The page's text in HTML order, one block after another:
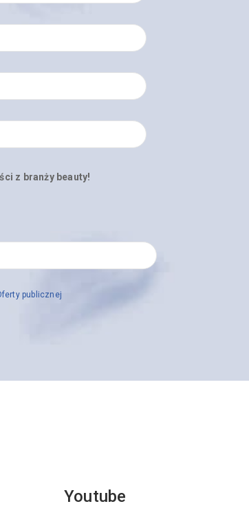
z branży beauty!
publicznej
Youtube